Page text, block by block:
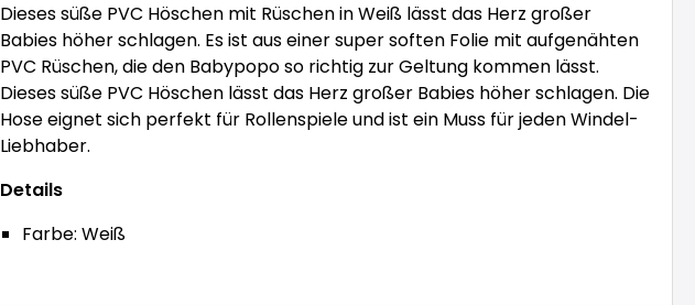
Dieses süße PVC Höschen mit Rüschen in Weiß lässt das Herz großer
Babies höher schlagen. Es ist aus einer super soften Folie mit aufgenähten
PVC Rüschen, die den Babypopo so richtig zur Geltung kommen lässt.
Dieses süße PVC Höschen lässt das Herz großer Babies höher schlagen. Die
Hose eignet sich perfekt für Rollenspiele und ist ein Muss für jeden Windel-
Liebhaber.
Details
Farbe: Weiß